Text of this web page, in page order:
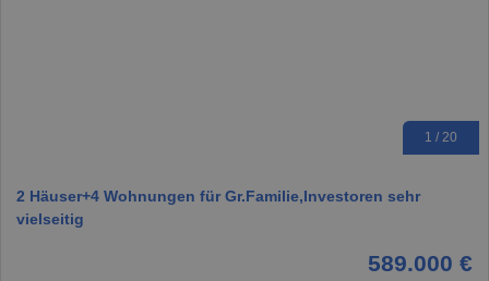
1 / 20
2 Häuser+4 Wohnungen für Gr.Familie,Investoren sehr
vielseitig
589.000 €